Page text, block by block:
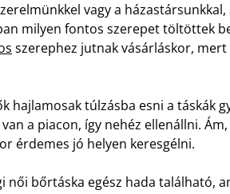
vagy a
milyen fontos szerepet töltöttek
szerephez jutnak vásárláskor, mert
hajlamosak túlzásba esni a táskák
a piacon, így nehéz ellenállni.
érdemes jó helyen keresgélni.
női bőrtáska egész hada található,